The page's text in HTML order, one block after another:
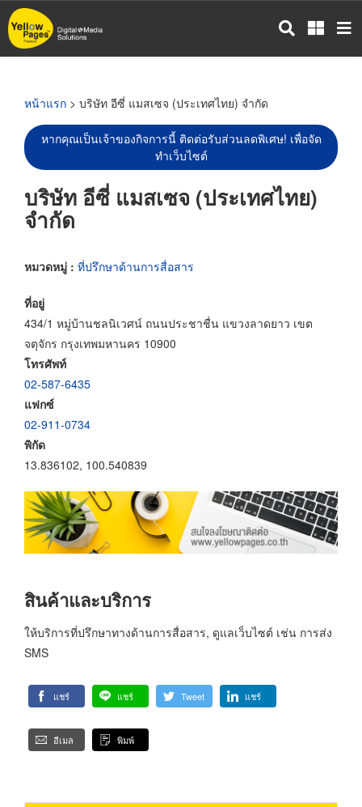
ข้าม
ไป
หน้าแรก > บริษัท อีซี่ แมสเซจ (ประเทศไทย) จำกัด
หากคุณเป็นเจ้าของกิจการนี้ ติดต่อรับส่วนลดพิเศษ! เพื่อจัด
ทำเว็บไซต์
บริษัท อีซี่ แมสเซจ (ประเทศไทย)
จำกัด
หมวดหมู่ : ที่ปรึกษาด้านการสื่อสาร
ที่อยู่
434/1 หมู่บ้านชลนิเวศน์ ถนนประชาชื่น แขวงลาดยาว เขต
จตุจักร กรุงเทพมหานคร 10900
โทรศัพท์
02-587-6435
แฟกซ์
02-911-0734
พิกัด
13.836102, 100.540839
สินค้าและบริการ
ให้บริการที่ปรึกษาทางด้านการสื่อสาร, ดูแลเว็บไซต์ เช่น การส่ง
SMS
แชร์ แชร์ Tweet แชร์
อีเมล พิมพ์